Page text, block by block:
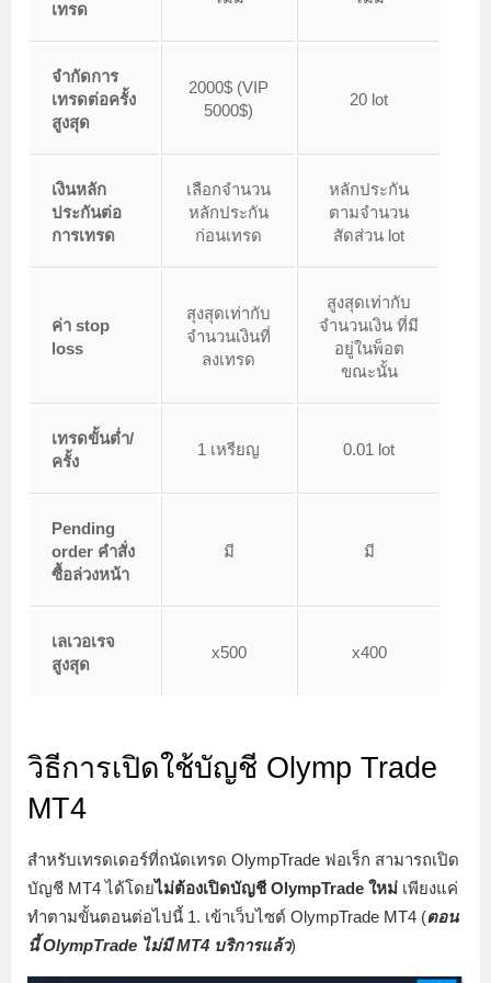
เทรด
จำกัดการ
เทรดต่อครั้ง
สูงสุด
2000$ (VIP
5000$)
20 lot
เงินหลัก
ประกันต่อ
การเทรด
เลือกจำนวน
หลักประกัน
ก่อนเทรด
หลักประกัน
ตามจำนวน
สัดส่วน lot
ค่า stop
loss
สุงสุดเท่ากับ
จำนวนเงินที่
ลงเทรด
สูงสุดเท่ากับ
จำนวนเงิน ที่มี
อยู่ในพ็อต
ขณะนั้น
เทรดขั้นต่ำ/
ครั้ง
1 เหรียญ 0.01 lot
Pending
order คำสั่ง
ซื้อล่วงหน้า
มี มี
เลเวอเรจ
สูงสุด
x500 x400
วิธีการเปิดใช้บัญชี Olymp Trade
MT4
สำหรับเทรดเดอร์ที่ถนัดเทรด OlympTrade ฟอเร็ก สามารถเปิด
บัญชี MT4 ได้โดยไม่ต้องเปิดบัญชี OlympTrade ใหม่ เพียงแค่
ทำตามขั้นตอนต่อไปนี้ 1. เข้าเว็บไซต์ OlympTrade MT4 (ตอน
นี้ OlympTrade ไม่มี MT4 บริการแล้ว)